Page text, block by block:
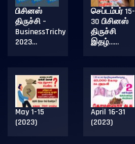
பிசினஸ்
திருச்சி –
BusinessTrichy
2023…
செப்டம்பர் 15-
30 பிசினஸ்
திருச்சி
இதழ்……
May 1-15
(2023)
April 16-31
(2023)